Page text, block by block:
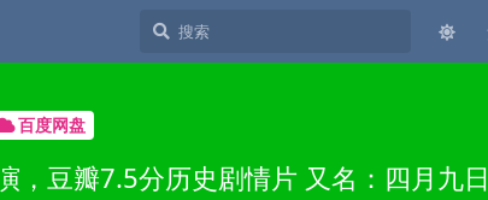
百度网盘
，豆瓣7.5分历史剧情片 又名：四月九日